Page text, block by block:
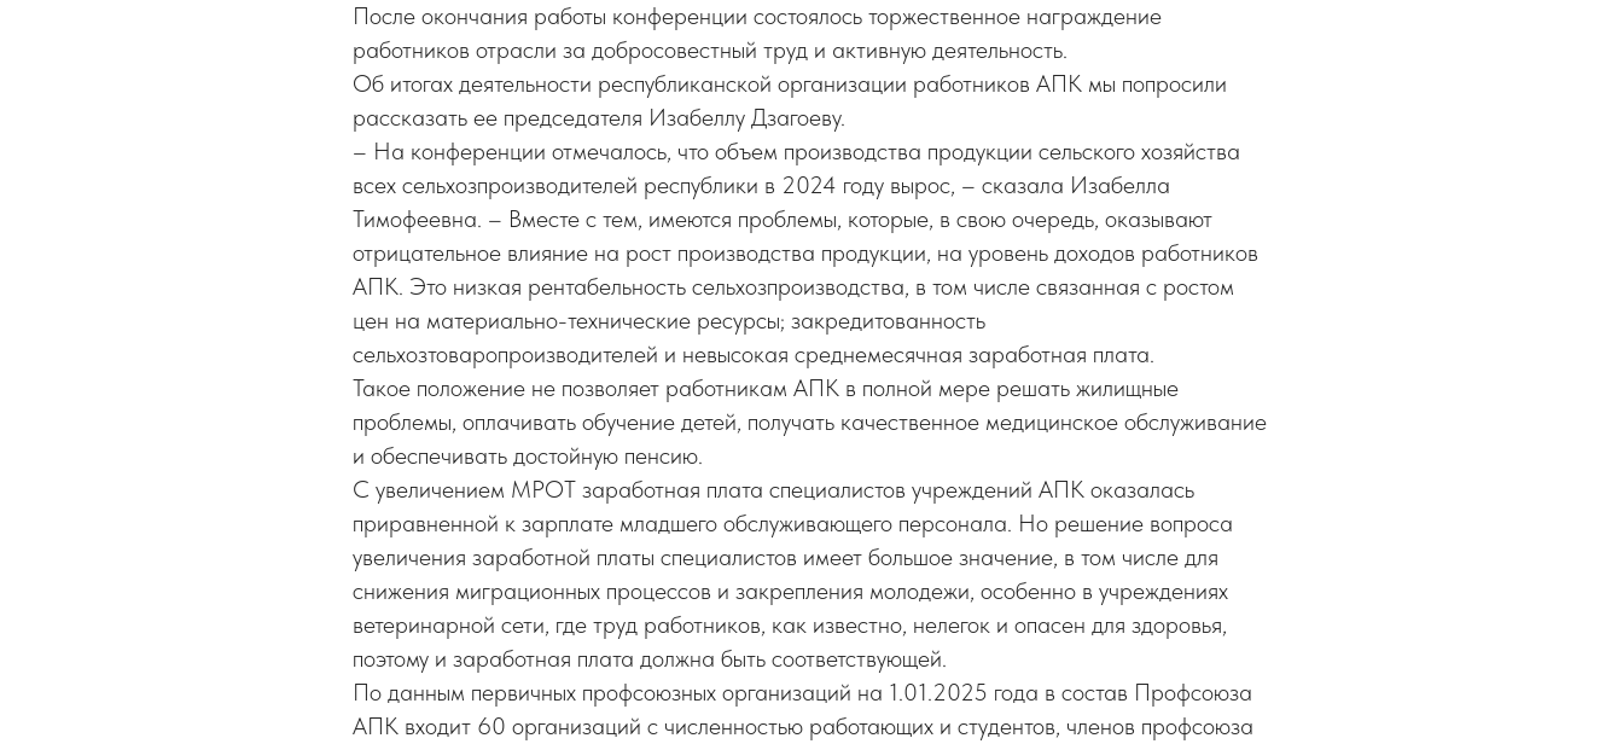
После окончания работы конференции состоялось торжественное награждение
работников отрасли за добросовестный труд и активную деятельность.
Об итогах деятельности республиканской организации работников АПК мы попросили
рассказать ее председателя Изабеллу Дзагоеву.
– На конференции отмечалось, что объем производства продукции сельского хозяйства
всех сельхозпроизводителей республики в 2024 году вырос, – сказала Изабелла
Тимофеевна. – Вместе с тем, имеются проблемы, которые, в свою очередь, оказывают
отрицательное влияние на рост производства продукции, на уровень доходов работников
АПК. Это низкая рентабельность сельхозпроизводства, в том числе связанная с ростом
цен на материально-технические ресурсы; закредитованность
сельхозтоваропроизводителей и невысокая среднемесячная заработная плата.
Такое положение не позволяет работникам АПК в полной мере решать жилищные
проблемы, оплачивать обучение детей, получать качественное медицинское обслуживание
и обеспечивать достойную пенсию.
С увеличением МРОТ заработная плата специалистов учреждений АПК оказалась
приравненной к зарплате младшего обслуживающего персонала. Но решение вопроса
увеличения заработной платы специалистов имеет большое значение, в том числе для
снижения миграционных процессов и закрепления молодежи, особенно в учреждениях
ветеринарной сети, где труд работников, как известно, нелегок и опасен для здоровья,
поэтому и заработная плата должна быть соответствующей.
По данным первичных профсоюзных организаций на 1.01.2025 года в состав Профсоюза
АПК входит 60 организаций с численностью работающих и студентов, членов профсоюза